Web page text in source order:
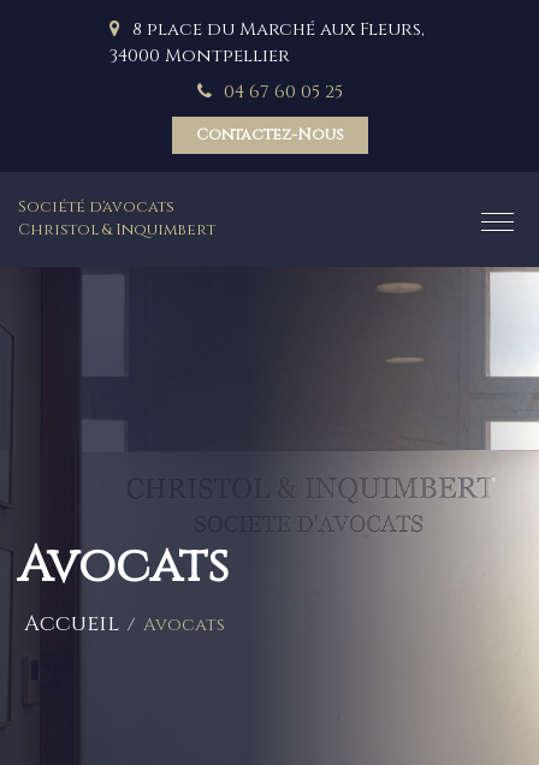
8 place du Marché aux Fleurs,
34000 Montpellier
04 67 60 05 25
Contactez-Nous
Société d'avocats
Christol & Inquimbert
Avocats
Accueil Avocats